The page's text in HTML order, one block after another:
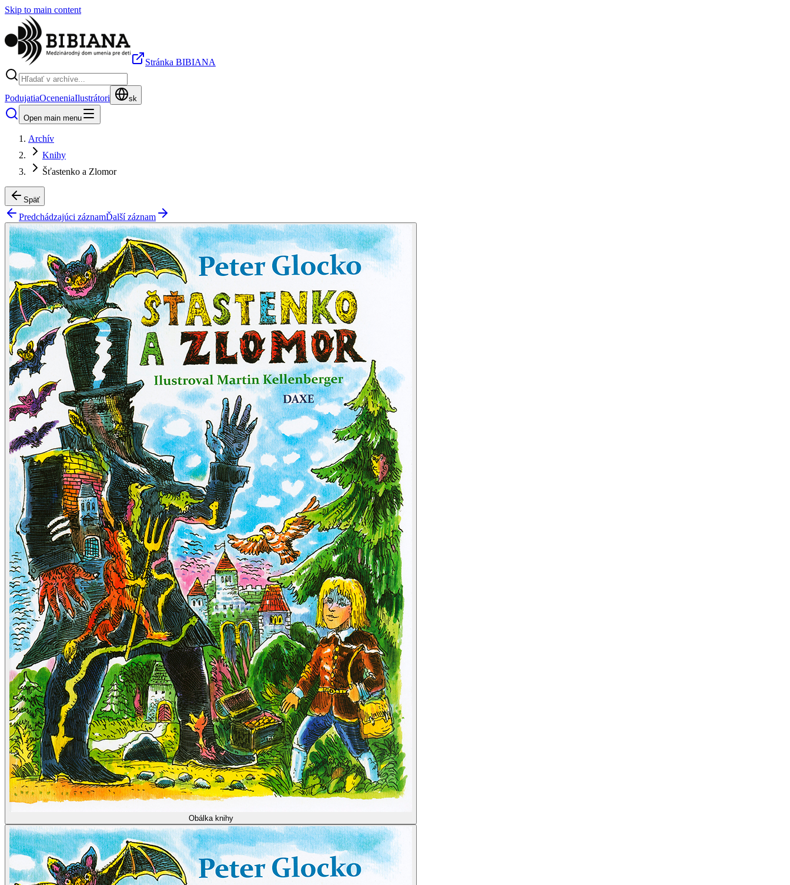
Skip to main content
Stránka BIBIANA
PodujatiaOceneniaIlustrátori sk
Open main menu
Archív
Knihy
Šťastenko a Zlomor
Späť
Predchádzajúci záznamĎalší záznam
Obálka knihy